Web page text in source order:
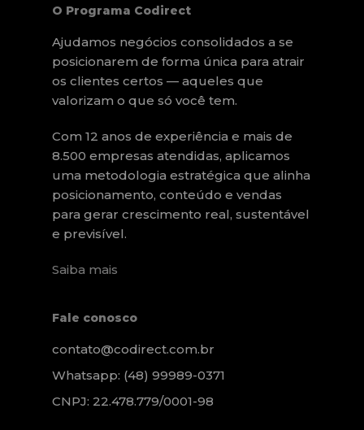
O Programa Codirect
Ajudamos negócios consolidados a se
posicionarem de forma única para atrair
os clientes certos — aqueles que
valorizam o que só você tem.
Com 12 anos de experiência e mais de
8.500 empresas atendidas, aplicamos
uma metodologia estratégica que alinha
posicionamento, conteúdo e vendas
para gerar crescimento real, sustentável
e previsível.
Saiba mais
Fale conosco
contato@codirect.com.br
Whatsapp: (48) 99989-0371
CNPJ: 22.478.779/0001-98